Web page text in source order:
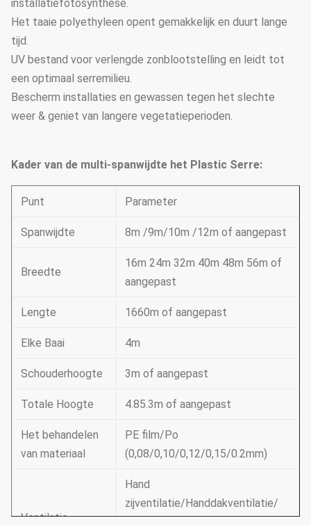
installatiefotosynthese.
Het taaie polyethyleen opent gemakkelijk en duurt lange
tijd.
UV bestand voor verlengde zonblootstelling en leidt tot
een optimaal serremilieu.
Bescherm installaties en gewassen tegen het slechte
weer & geniet van langere vegetatieperioden.
Kader van de multi-spanwijdte het Plastic Serre:
Punt Parameter
Spanwijdte 8m /9m/10m /12m of aangepast
Breedte
16m 24m 32m 40m 48m 56m of
aangepast
Lengte 1660m of aangepast
Elke Baai 4m
Schouderhoogte 3m of aangepast
Totale Hoogte 4.85.3m of aangepast
Het behandelen
van materiaal
PE film/Po
(0,08/0,10/0,12/0,15/0.2mm)
Ventilatie
Hand
zijventilatie/Handdakventilatie/